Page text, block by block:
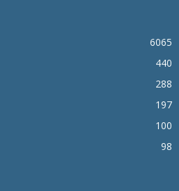
6065
440
288
197
100
98